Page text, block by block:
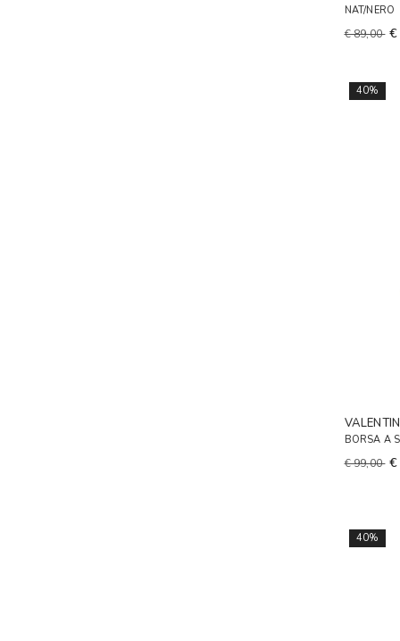
NAT/NERO
€ 89,00 €
40%
BORSA A
€ 99,00 €
40%